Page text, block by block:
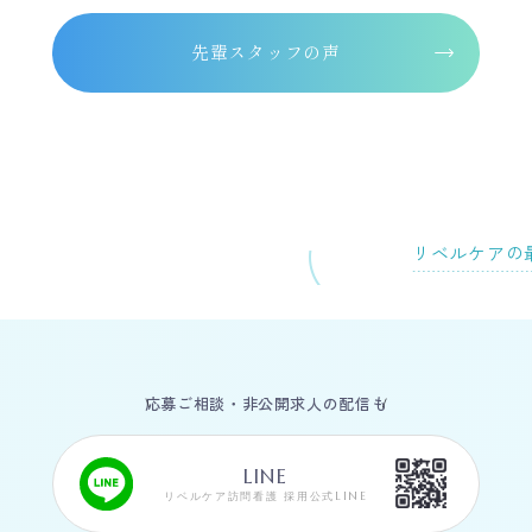
先輩スタッフの声
リベルケア
応募ご相談・非公開求人の配信も
LINE
リベルケア訪問看護 採用公式LINE